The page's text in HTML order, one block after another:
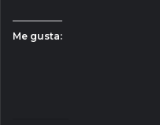
Me gusta: